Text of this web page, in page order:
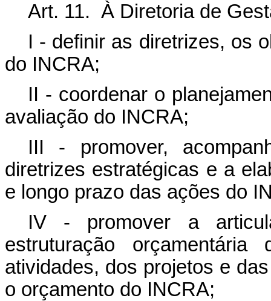
Art. 11. À Diretoria de
I - definir as diretrizes, os
do INCRA;
II - coordenar o
avaliação do INCRA;
III - promover,
diretrizes estratégicas e a
e longo prazo das ações do
IV - promover a
estruturação
atividades, dos projetos e
o orçamento do INCRA;